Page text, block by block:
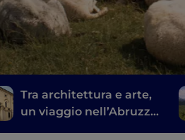
Tra architettura e arte,
un viaggio nell’Abruzzo